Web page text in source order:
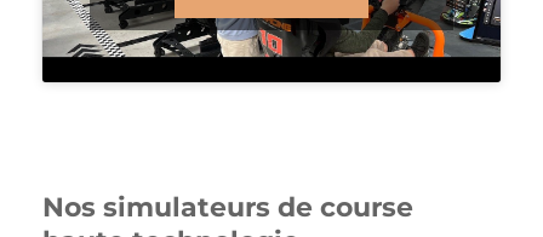
Nos simulateurs de course